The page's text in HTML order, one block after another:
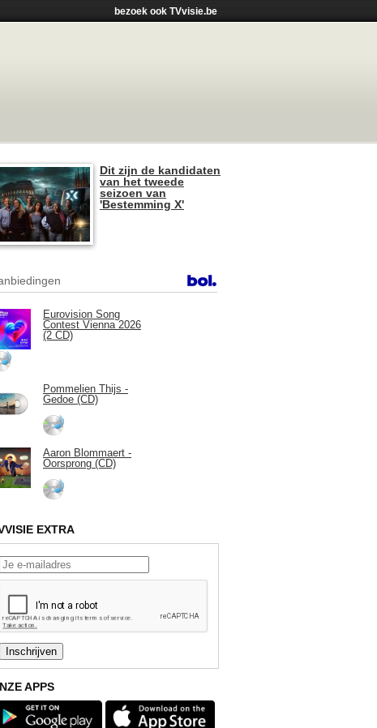
bezoek ook TVvisie.be
Dit zijn de kandidaten
van het tweede
seizoen van
'Bestemming X'
Eurovision Song
Contest Vienna 2026
(2 CD)
Pommelien Thijs -
Gedoe (CD)
Aaron Blommaert -
Oorsprong (CD)
EXTRA
APPS